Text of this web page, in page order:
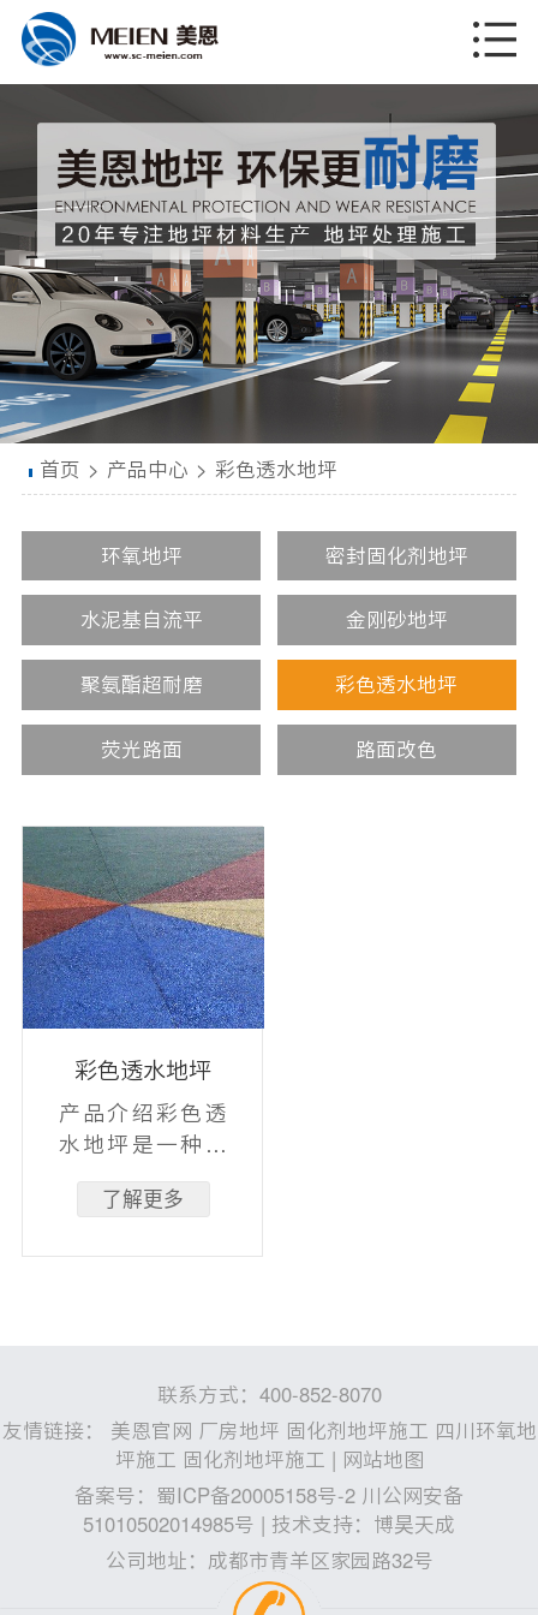
首页 > 产品中心 > 彩色透水地坪
环氧地坪 密封固化剂地坪
水泥基自流平 金刚砂地坪
聚氨酯超耐磨 彩色透水地坪
荧光路面 路面改色
彩色透水地坪
产品介绍彩色透
水地坪是一种能
渗透至地下，从
了解更多
联系方式：400-852-8070
友情链接： 美恩官网 厂房地坪 固化剂地坪施工 四川环氧地
坪施工 固化剂地坪施工
网站地图
备案号： 蜀ICP备20005158号-2 川公网安备
51010502014985号
| 技术支持： 博昊天成
公司地址：成都市青羊区家园路32号